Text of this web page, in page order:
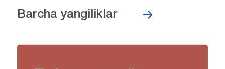
Barcha yangiliklar